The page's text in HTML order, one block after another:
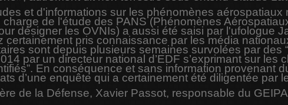
et d'informations sur les phénomènes aérospatiaux
de l'étude des PANS (Phénomènes
désigner les OVNIs) a aussi été saisi par l'ufologue
certainement pris connaissance par les média
sont depuis plusieurs semaines survolées par des
par un directeur national d’EDF s’exprimant sur les
En conséquence et sans information provenant
d’une enquête qui a certainement été diligentée par
de la Défense, Xavier Passot, responsable du